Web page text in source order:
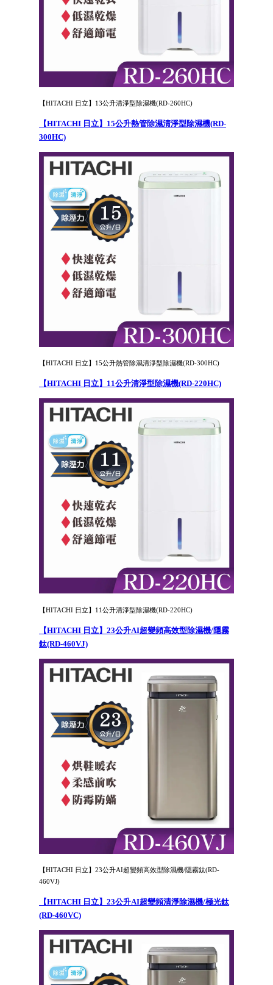
【HITACHI 日立】13公升清淨型除濕機(RD-260HC)
【HITACHI 日立】15公升熱管除濕清淨型除濕機(RD-
300HC)
【HITACHI 日立】15公升熱管除濕清淨型除濕機(RD-300HC)
【HITACHI 日立】11公升清淨型除濕機(RD-220HC)
【HITACHI 日立】11公升清淨型除濕機(RD-220HC)
【HITACHI 日立】23公升AI超變頻高效型除濕機/隱霧
鈦(RD-460VJ)
【HITACHI 日立】23公升AI超變頻高效型除濕機/隱霧鈦(RD-
460VJ)
【HITACHI 日立】23公升AI超變頻清淨除濕機/極光鈦
(RD-460VC)